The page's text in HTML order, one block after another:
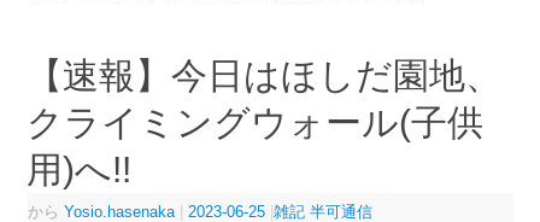
【速報】今日はほしだ園地、
クライミングウォール(子供
用)へ!!
から Yosio.hasenaka 2023-06-25 雑記 半可通信